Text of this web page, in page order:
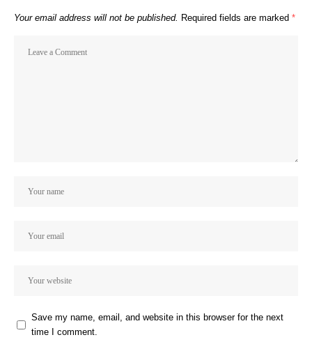
Your email address will not be published. Required fields are marked *
Save my name, email, and website in this browser for the next
time I comment.